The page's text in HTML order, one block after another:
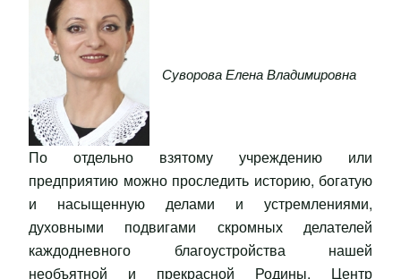
Суворова Елена Владимировна
По отдельно взятому учреждению или
предприятию можно проследить историю, богатую
и насыщенную делами и устремлениями,
духовными подвигами скромных делателей
каждодневного благоустройства нашей
необъятной и прекрасной Родины. Центр